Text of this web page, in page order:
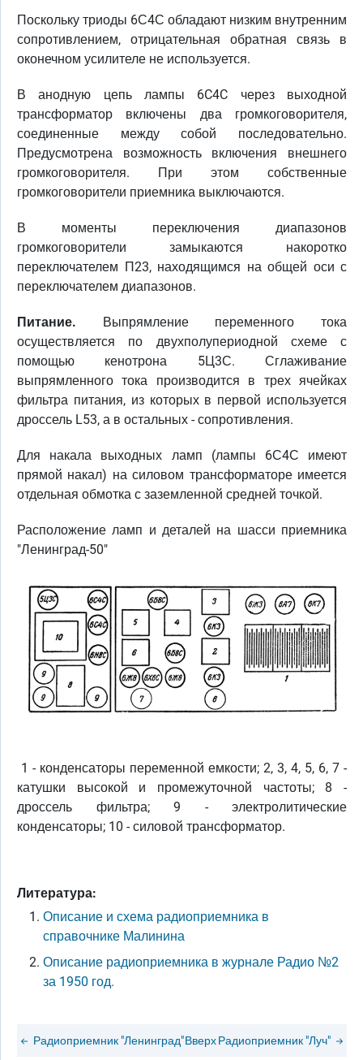
Поскольку триоды 6С4С обладают низким внутренним
сопротивлением, отрицательная обратная связь в
оконечном усилителе не используется.
В анодную цепь лампы 6C4C через выходной
трансформатор включены два громкоговорителя,
соединенные между собой последовательно.
Предусмотрена возможность включения внешнего
громкоговорителя. При этом собственные
громкоговорители приемника выключаются.
В моменты переключения диапазонов
громкоговорители замыкаются накоротко
переключателем П23, находящимся на общей оси с
переключателем диапазонов.
Питание. Выпрямление переменного тока
осуществляется по двухполупериодной схеме с
помощью кенотрона 5Ц3С. Сглаживание
выпрямленного тока производится в трех ячейках
фильтра питания, из которых в первой используется
дроссель L53, а в остальных - сопротивления.
Для накала выходных ламп (лампы 6С4С имеют
прямой накал) на силовом трансформаторе имеется
отдельная обмотка с заземленной средней точкой.
Расположение ламп и деталей на шасси приемника
"Ленинград-50"
1 - конденсаторы переменной емкости; 2, 3, 4, 5, 6, 7 -
катушки высокой и промежуточной частоты; 8 -
дроссель фильтра; 9 - электролитические
конденсаторы; 10 - силовой трансформатор.
Литература:
Описание и схема радиоприемника в
справочнике Малинина
Описание радиоприемника в журнале Радио №2
за 1950 год.
Радиоприемник "Ленинград"ВверхРадиоприемник "Луч"